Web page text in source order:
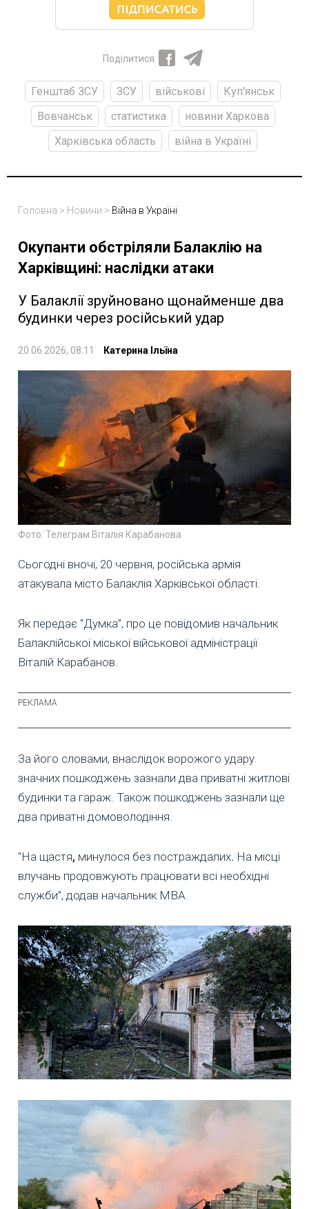
Поділитися
Генштаб ЗСУ ЗСУ військові
Куп'янськ
Вовчанськ
статистика
новини Харкова
Харківська область
війна в Україні
Головна > Новини > Війна в Україні
Окупанти обстріляли Балаклію на
Харківщині: наслідки атаки
У Балаклії зруйновано щонайменше два
будинки через російський удар
20.06.2026, 08:11 Катерина Ільїна
Фото: Телеграм Віталія Карабанова
Сьогодні вночі, 20 червня, російська армія
атакувала місто Балаклія Харківської області.
Як передає "Думка”, про це повідомив начальник
Балаклійської міської військової адміністрації
Віталій Карабанов.
За його словами, внаслідок ворожого удару
значних пошкоджень зазнали два приватні житлові
будинки та гараж. Також пошкоджень зазнали ще
два приватні домоволодіння.
"На щастя, минулося без постраждалих. На місці
влучань продовжують працювати всі необхідні
служби”, додав начальник МВА.